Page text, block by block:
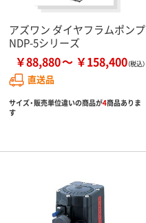
アズワン ダイヤフラムポンプ
NDP-5シリーズ
￥88,880 ￥158,400
直送品
サイズ・販売単位違いの商品が4商品ありま
す